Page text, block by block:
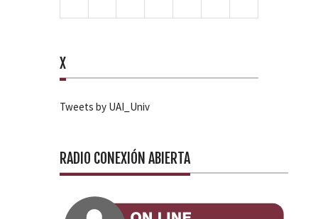
X
Tweets by UAI_Univ
RADIO CONEXIÓN ABIERTA